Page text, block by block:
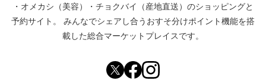
・ オメカシ（美容） ・ チョクバイ（産地直送） のショッピングと
予約サイト。
みんなでシェアし合う おすそ分けポイント機能を搭
載した総合マーケットプレイスです。